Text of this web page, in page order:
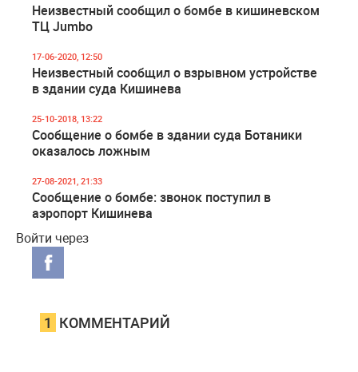
Неизвестный сообщил о бомбе в кишиневском
ТЦ Jumbo
17-06-2020, 12:50
Неизвестный сообщил о взрывном устройстве
в здании суда Кишинева
25-10-2018, 13:22
Сообщение о бомбе в здании суда Ботаники
оказалось ложным
27-08-2021, 21:33
Сообщение о бомбе: звонок поступил в
аэропорт Кишинева
Войти через
1 КОММЕНТАРИЙ